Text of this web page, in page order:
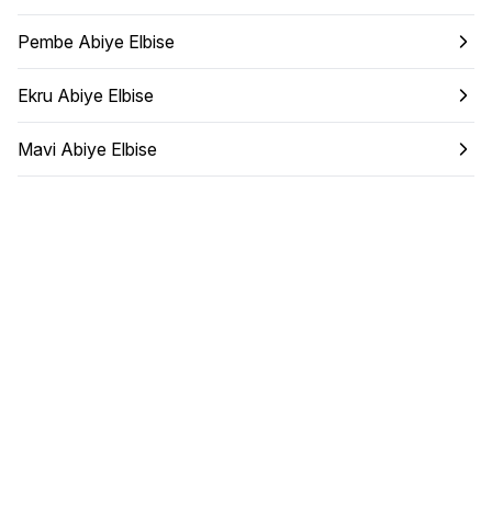
Pembe Abiye Elbise
Ekru Abiye Elbise
Mavi Abiye Elbise